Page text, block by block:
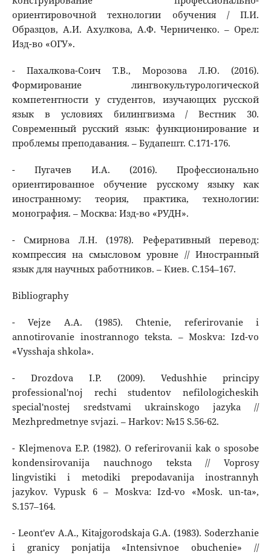
ориентировочной технологии обучения / П.И.
Образцов, А.И. Ахулкова, А.Ф. Черниченко. – Орел:
Изд-во «ОГУ».
- Пахалкова-Соич Т.В., Морозова Л.Ю. (2016).
Формирование лингвокультурологической
компетентности у студентов, изучающих русской
язык в условиях билингвизма / Вестник 30.
Современный русский язык: функционирование и
проблемы преподавания. – Будапешт. С.171-176.
- Пугачев И.А. (2016). Профессионально
ориентированное обучение русскому языку как
иностранному: теория, практика, технологии:
монография. – Москва: Изд-во «РУДН».
- Смирнова Л.Н. (1978). Реферативный перевод:
компрессия на смысловом уровне // Иностранный
язык для научных работников. – Киев. С.154–167.
Bibliography
- Vejze A.A. (1985). Chtenie, referirovanie i
annotirovanie inostrannogo teksta. – Moskva: Izd-vo
«Vysshaja shkola».
- Drozdova I.P. (2009). Vedushhie principy
professional'noj rechi studentov nefilologicheskih
special'nostej sredstvami ukrainskogo jazyka //
Mezhpredmetnye svjazi. – Harkov: №15 S.56-62.
- Klejmenova E.P. (1982). O referirovanii kak o sposobe
kondensirovanija nauchnogo teksta // Voprosy
lingvistiki i metodiki prepodavanija inostrannyh
jazykov. Vypusk 6 – Moskva: Izd-vo «Mosk. un-ta»,
S.157–164.
- Leont'ev A.A., Kitajgorodskaja G.A. (1983). Soderzhanie
i granicy ponjatija «Intensivnoe obuchenie» //